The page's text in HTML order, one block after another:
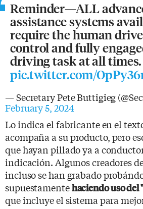
Reminder—ALL
assistance systems
require the human
control and fully
driving task at all times.
pic.twitter.com/
— Secretary Pete Buttigieg
February 5, 2024
Lo indica el fabricante en el
acompaña a su producto, pero
que hayan pillado ya a
indicación. Algunos creadores
incluso se han grabado
supuestamentehaciendo uso del
que incluye el sistema para